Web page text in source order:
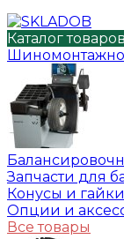
Каталог товаров
Запчасти для
Конусы и
Опции и
Все товары